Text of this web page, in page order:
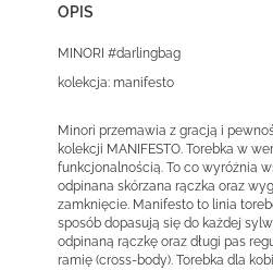
OPIS
MINORI #darlingbag
kolekcja: manifesto
Minori przemawia z gracją i
kolekcji MANIFESTO. Torebka w
funkcjonalnością. To co wyróżnia
odpinana skórzana rączka oraz
zamknięcie. Manifesto to linia
sposób dopasują się do każdej
odpinaną rączkę oraz długi pas
ramię (cross-body). Torebka dla